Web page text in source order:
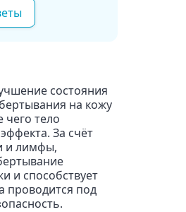
состояния
на кожу
чего тело
За счёт
и лимфы,
и способствует
проводится под